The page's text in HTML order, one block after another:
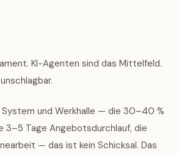
KI-Agenten sind das Mittelfeld.
System und Werkhalle — die 30–40 %
3–5 Tage Angebotsdurchlauf, die
— das ist kein Schicksal. Das